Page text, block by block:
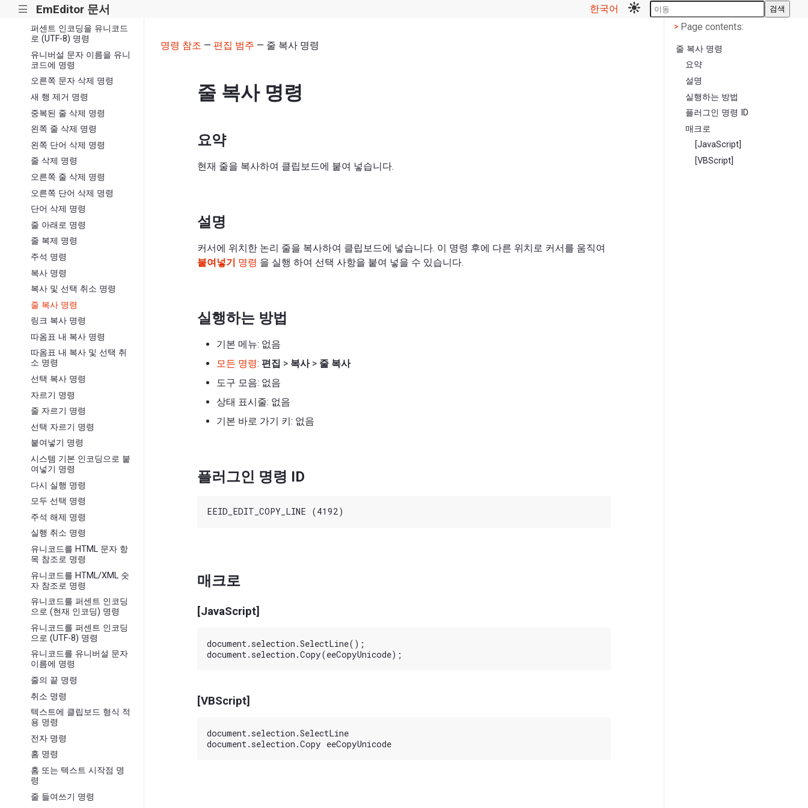
||| EmEditor 문서 한국어 검색
퍼센트 인코딩을 유니코드
로 (현재 인코딩) 명령
퍼센트 인코딩을 유니코드
로 (UTF-8) 명령
유니버설 문자 이름을 유니
코드에 명령
오른쪽 문자 삭제 명령
새 행 제거 명령
중복된 줄 삭제 명령
왼쪽 줄 삭제 명령
왼쪽 단어 삭제 명령
줄 삭제 명령
오른쪽 줄 삭제 명령
오른쪽 단어 삭제 명령
단어 삭제 명령
줄 아래로 명령
줄 복제 명령
주석 명령
복사 명령
복사 및 선택 취소 명령
줄 복사 명령
링크 복사 명령
따옴표 내 복사 명령
따옴표 내 복사 및 선택 취
소 명령
선택 복사 명령
자르기 명령
줄 자르기 명령
선택 자르기 명령
붙여넣기 명령
시스템 기본 인코딩으로 붙
여넣기 명령
다시 실행 명령
모두 선택 명령
주석 해제 명령
실행 취소 명령
유니코드를 HTML 문자 항
목 참조로 명령
유니코드를 HTML/XML 숫
자 참조로 명령
유니코드를 퍼센트 인코딩
으로 (현재 인코딩) 명령
유니코드를 퍼센트 인코딩
으로 (UTF-8) 명령
유니코드를 유니버설 문자
이름에 명령
줄의 끝 명령
취소 명령
텍스트에 클립보드 형식 적
용 명령
전자 명령
홈 명령
홈 또는 텍스트 시작점 명
령
줄 들여쓰기 명령
명령 참조 — 편집 범주 — 줄 복사 명령
줄 복사 명령
요약
현재 줄을 복사하여 클립보드에 붙여 넣습니다.
설명
커서에 위치한 논리 줄을 복사하여 클립보드에 넣습니다. 이 명령 후에 다른 위치로 커서를 움직여
붙여넣기 명령 을 실행 하여 선택 사항을 붙여 넣을 수 있습니다.
실행하는 방법
기본 메뉴: 없음
모든 명령: 편집 > 복사> 줄 복사
도구 모음: 없음
상태 표시줄: 없음
기본 바로 가기 키: 없음
플러그인 명령 ID
매크로
[JavaScript]
document.selection.SelectLine();
[VBScript]
document.selection.SelectLine
< Page contents
> Page contents:
줄 복사 명령
요약
설명
실행하는 방법
플러그인 명령 ID
매크로
[JavaScript]
[VBScript]